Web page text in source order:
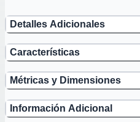
Detalles Adicionales
Características
Métricas y Dimensiones
Información Adicional